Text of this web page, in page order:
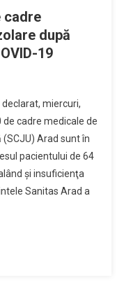
cadre
după
19
declarat, miercuri,
de cadre medicale de
Arad sunt în
pacientului de 64
şi insuficienţa
Sanitas Arad a